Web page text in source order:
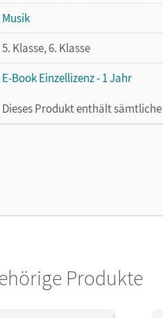
Musik
5. Klasse, 6. Klasse
E-Book Einzellizenz - 1 Jahr
Dieses Produkt enthält
Cornelsen Verlag
Produkte